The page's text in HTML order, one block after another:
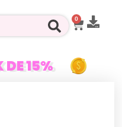
0
15%